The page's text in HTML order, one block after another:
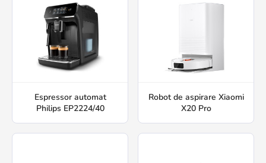
Espressor automat
Philips EP2224/40
Robot de aspirare Xiaomi
X20 Pro